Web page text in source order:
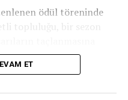
ödül töreninde
topluluğu, bir sezon
ET